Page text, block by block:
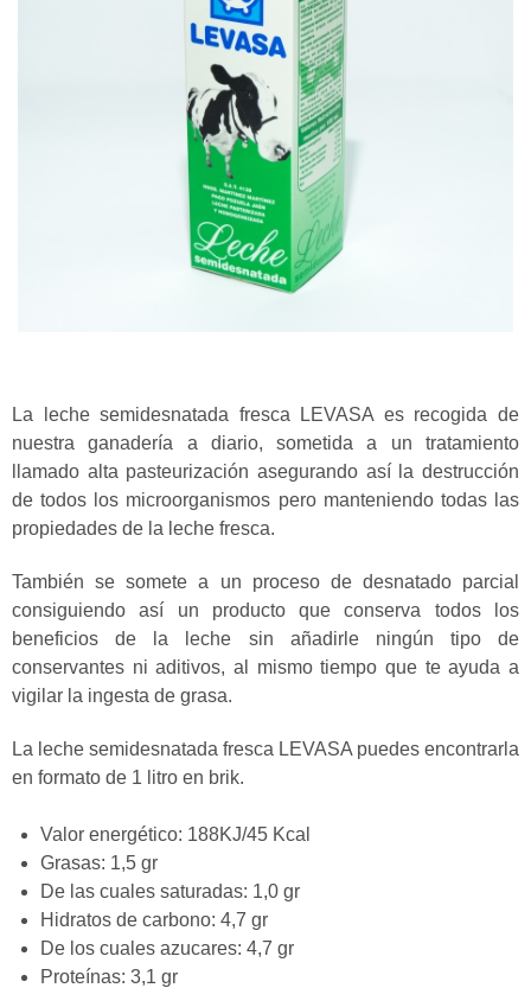
La leche semidesnatada fresca LEVASA es recogida de
nuestra ganadería a diario, sometida a un tratamiento
llamado alta pasteurización asegurando así la destrucción
de todos los microorganismos pero manteniendo todas las
propiedades de la leche fresca.
También se somete a un proceso de desnatado parcial
consiguiendo así un producto que conserva todos los
beneficios de la leche sin añadirle ningún tipo de
conservantes ni aditivos, al mismo tiempo que te ayuda a
vigilar la ingesta de grasa.
La leche semidesnatada fresca LEVASA puedes encontrarla
en formato de 1 litro en brik.
Valor energético: 188KJ/45 Kcal
Grasas: 1,5 gr
De las cuales saturadas: 1,0 gr
Hidratos de carbono: 4,7 gr
De los cuales azucares: 4,7 gr
Proteínas: 3,1 gr